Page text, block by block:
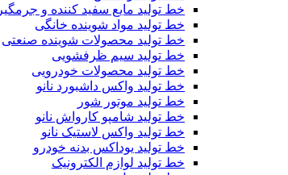
خط تولید مایع سفید کننده و جرمگیر
خط تولید مواد شوینده خانگی
خط تولید محصولات شوینده صنعتی
خط تولید سیم ظرفشویی
خط تولید محصولات خودرویی
خط تولید واکس داشبورد نانو
خط تولید موتور شور
خط تولید شامپو کارواش نانو
خط تولید واکس لاستیک نانو
خط تولید یوداکس بدنه خودرو
خط تولید لوازم الکترونیک